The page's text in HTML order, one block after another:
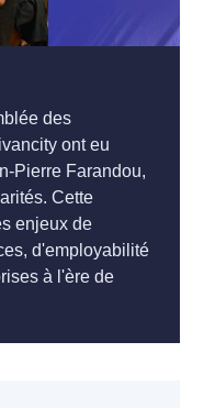
des
ont eu
Pierre Farandou,
Cette
enjeux de
d'employabilité
à l'ère de